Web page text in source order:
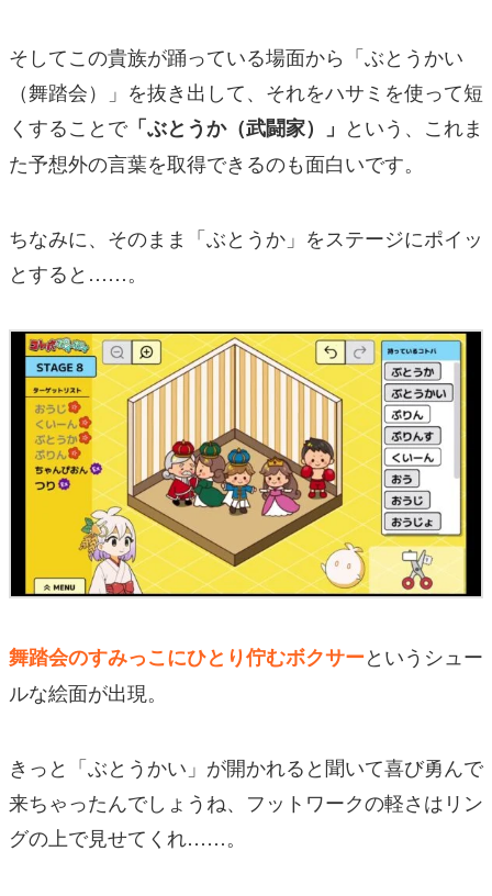
そしてこの貴族が踊っている場面から「ぶとうかい
（舞踏会）」を抜き出して、それをハサミを使って短
くすることで「ぶとうか（武闘家）」 という、これま
た予想外の言葉を取得できるのも面白いです。
ちなみに、そのまま「ぶとうか」をステージにポイッ
とすると……。
舞踏会のすみっこにひとり佇むボクサーというシュー
ルな絵面が出現。
きっと「ぶとうかい」が開かれると聞いて喜び勇んで
来ちゃったんでしょうね、フットワークの軽さはリン
グの上で見せてくれ……。